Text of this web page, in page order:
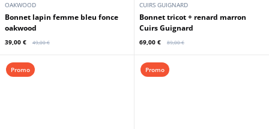
OAKWOOD
bonnet lapin femme bleu fonce
oakwood
39,00 € 49,00 €
CUIRS GUIGNARD
Bonnet tricot + renard marron
Cuirs Guignard
69,00 € 89,00 €
Promo Promo